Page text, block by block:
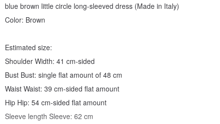
blue brown little circle long-sleeved dress (Made in Italy)
Color: Brown
Estimated size:
Shoulder Width: 41 cm-sided
Bust Bust: single flat amount of 48 cm
Waist Waist: 39 cm-sided flat amount
Hip Hip: 54 cm-sided flat amount
Sleeve length Sleeve: 62 cm